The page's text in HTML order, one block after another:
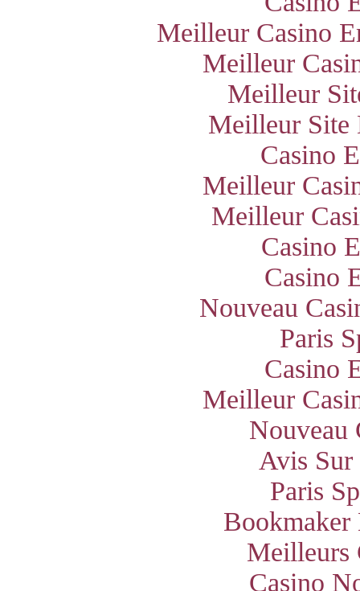
Meilleur Casino
Meilleur
Meilleur
Meilleur Site
Casino
Meilleur
Meilleur
Casino
Casino
Nouveau
Paris
Casino
Meilleur
Nouveau
Avis Sur
Paris
Meilleurs
Casino